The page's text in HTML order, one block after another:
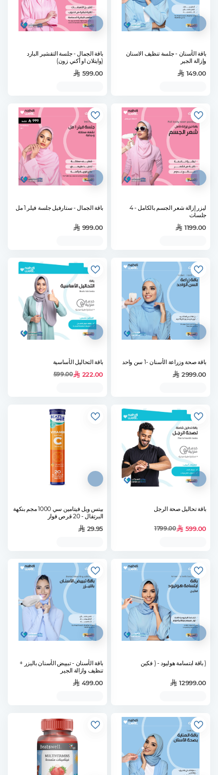
باقة الأسنان - جلسة تنظيف الاسنان
وإزالة الجير
149.00
باقة الجمال - جلسة التقشير البارد
(وايتلان او أكني زون)
599.00
ليزر إزالة شعر الجسم بالكامل - 4
جلسات
1199.00
باقة الجمال - ستارفيل جلسة فيلر 1 مل
999.00
باقة صحة وزراعة الأسنان -1 سن واحد
2999.00
باقة التحاليل الأساسية
222.00
599.00
باقة تحاليل صحة الرجل
599.00
1799.00
بيتس ويل فيتامين سي 1000 مجم بنكهة
البرتقال - 20 قرص فوار
29.95
( باقة ابتسامة هوليود - ( فكين
12999.00
باقة الأسنان - تبييض الأسنان باليزر +
تنظيف وازالة الجير
499.00